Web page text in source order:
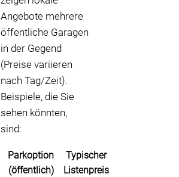
Angebote mehrere
öffentliche Garagen
in der Gegend
(Preise variieren
nach Tag/Zeit).
Beispiele, die Sie
sehen könnten,
sind:
Parkoption
(öffentlich)
Typischer
Listenpreis